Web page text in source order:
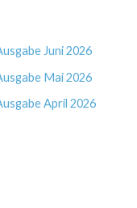
Juni 2026
Mai 2026
April 2026